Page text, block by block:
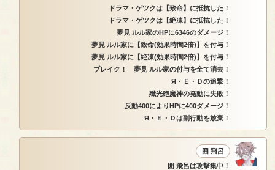
ドラマ・ゲツクは【致命】に抵抗した！
ドラマ・ゲツクは【絶凍】に抵抗した！
夢見 ルル家のHPに6346のダメージ！
夢見 ルル家に【致命(効果時間2倍)】を付与！
夢見 ルル家に【絶凍(効果時間2倍)】を付与！
ブレイク！ 夢見 ルル家の付与を全て消去！
Я・Ｅ・Ｄの追撃！
殲光砲魔神の発動に失敗！
反動400によりHPに400ダメージ！
Я・Ｅ・Ｄは副行動を放棄！
囲 飛呂
囲 飛呂は攻撃集中！